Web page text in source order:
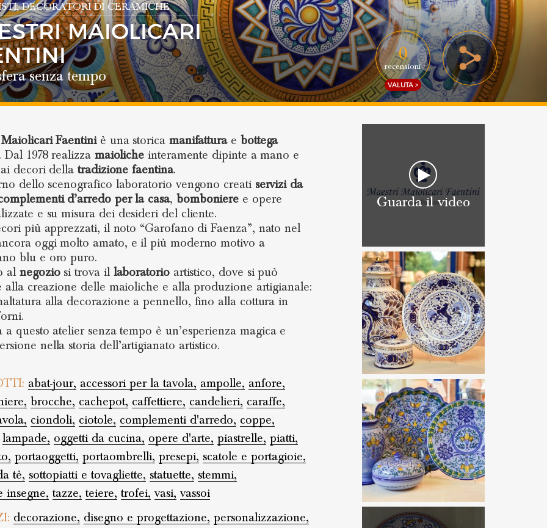
, DECORATORI DI CERAMICHE
MAIOLICARI
senza tempo
Faentiniè una storica manifatturae bottega
Dal 1978 realizza maioliche interamente dipinte a mano e
decori della tradizione faentina.
dello scenografico laboratorio vengono creati servizi da
d’arredo per la casa, bomboniere e opere
e su misura dei desideri del cliente.
più apprezzati, il noto “Garofano di Faenza”, nato nel
oggi molto amato, e il più moderno motivo a
blu e oro puro.
al negoziosi trova il laboratorioartistico, dove si può
alla creazione delle maioliche e alla produzione artigianale:
alla decorazione a pennello, fino alla cottura in
a questo atelier senza tempo è un’esperienza magica e
nella storia dell’artigianato artistico.
abat-jour, accessori per la tavola, ampolle, anfore,
brocche, cachepot, caffettiere, candelieri, caraffe,
ciondoli, ciotole, complementi d'arredo, coppe,
lampade, oggetti da cucina, opere d'arte, piastrelle, piatti,
portaoggetti, portaombrelli, presepi, scatole e portagioie,
tè, sottopiatti e tovagliette, statuette, stemmi,
insegne, tazze, teiere, trofei, vasi, vassoi
decorazione, disegno e progettazione, personalizzazione,
Guarda il video
0
recensioni
VALUTA >